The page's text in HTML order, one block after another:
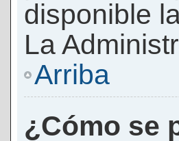
disponible
La
Arriba
¿Cómo se